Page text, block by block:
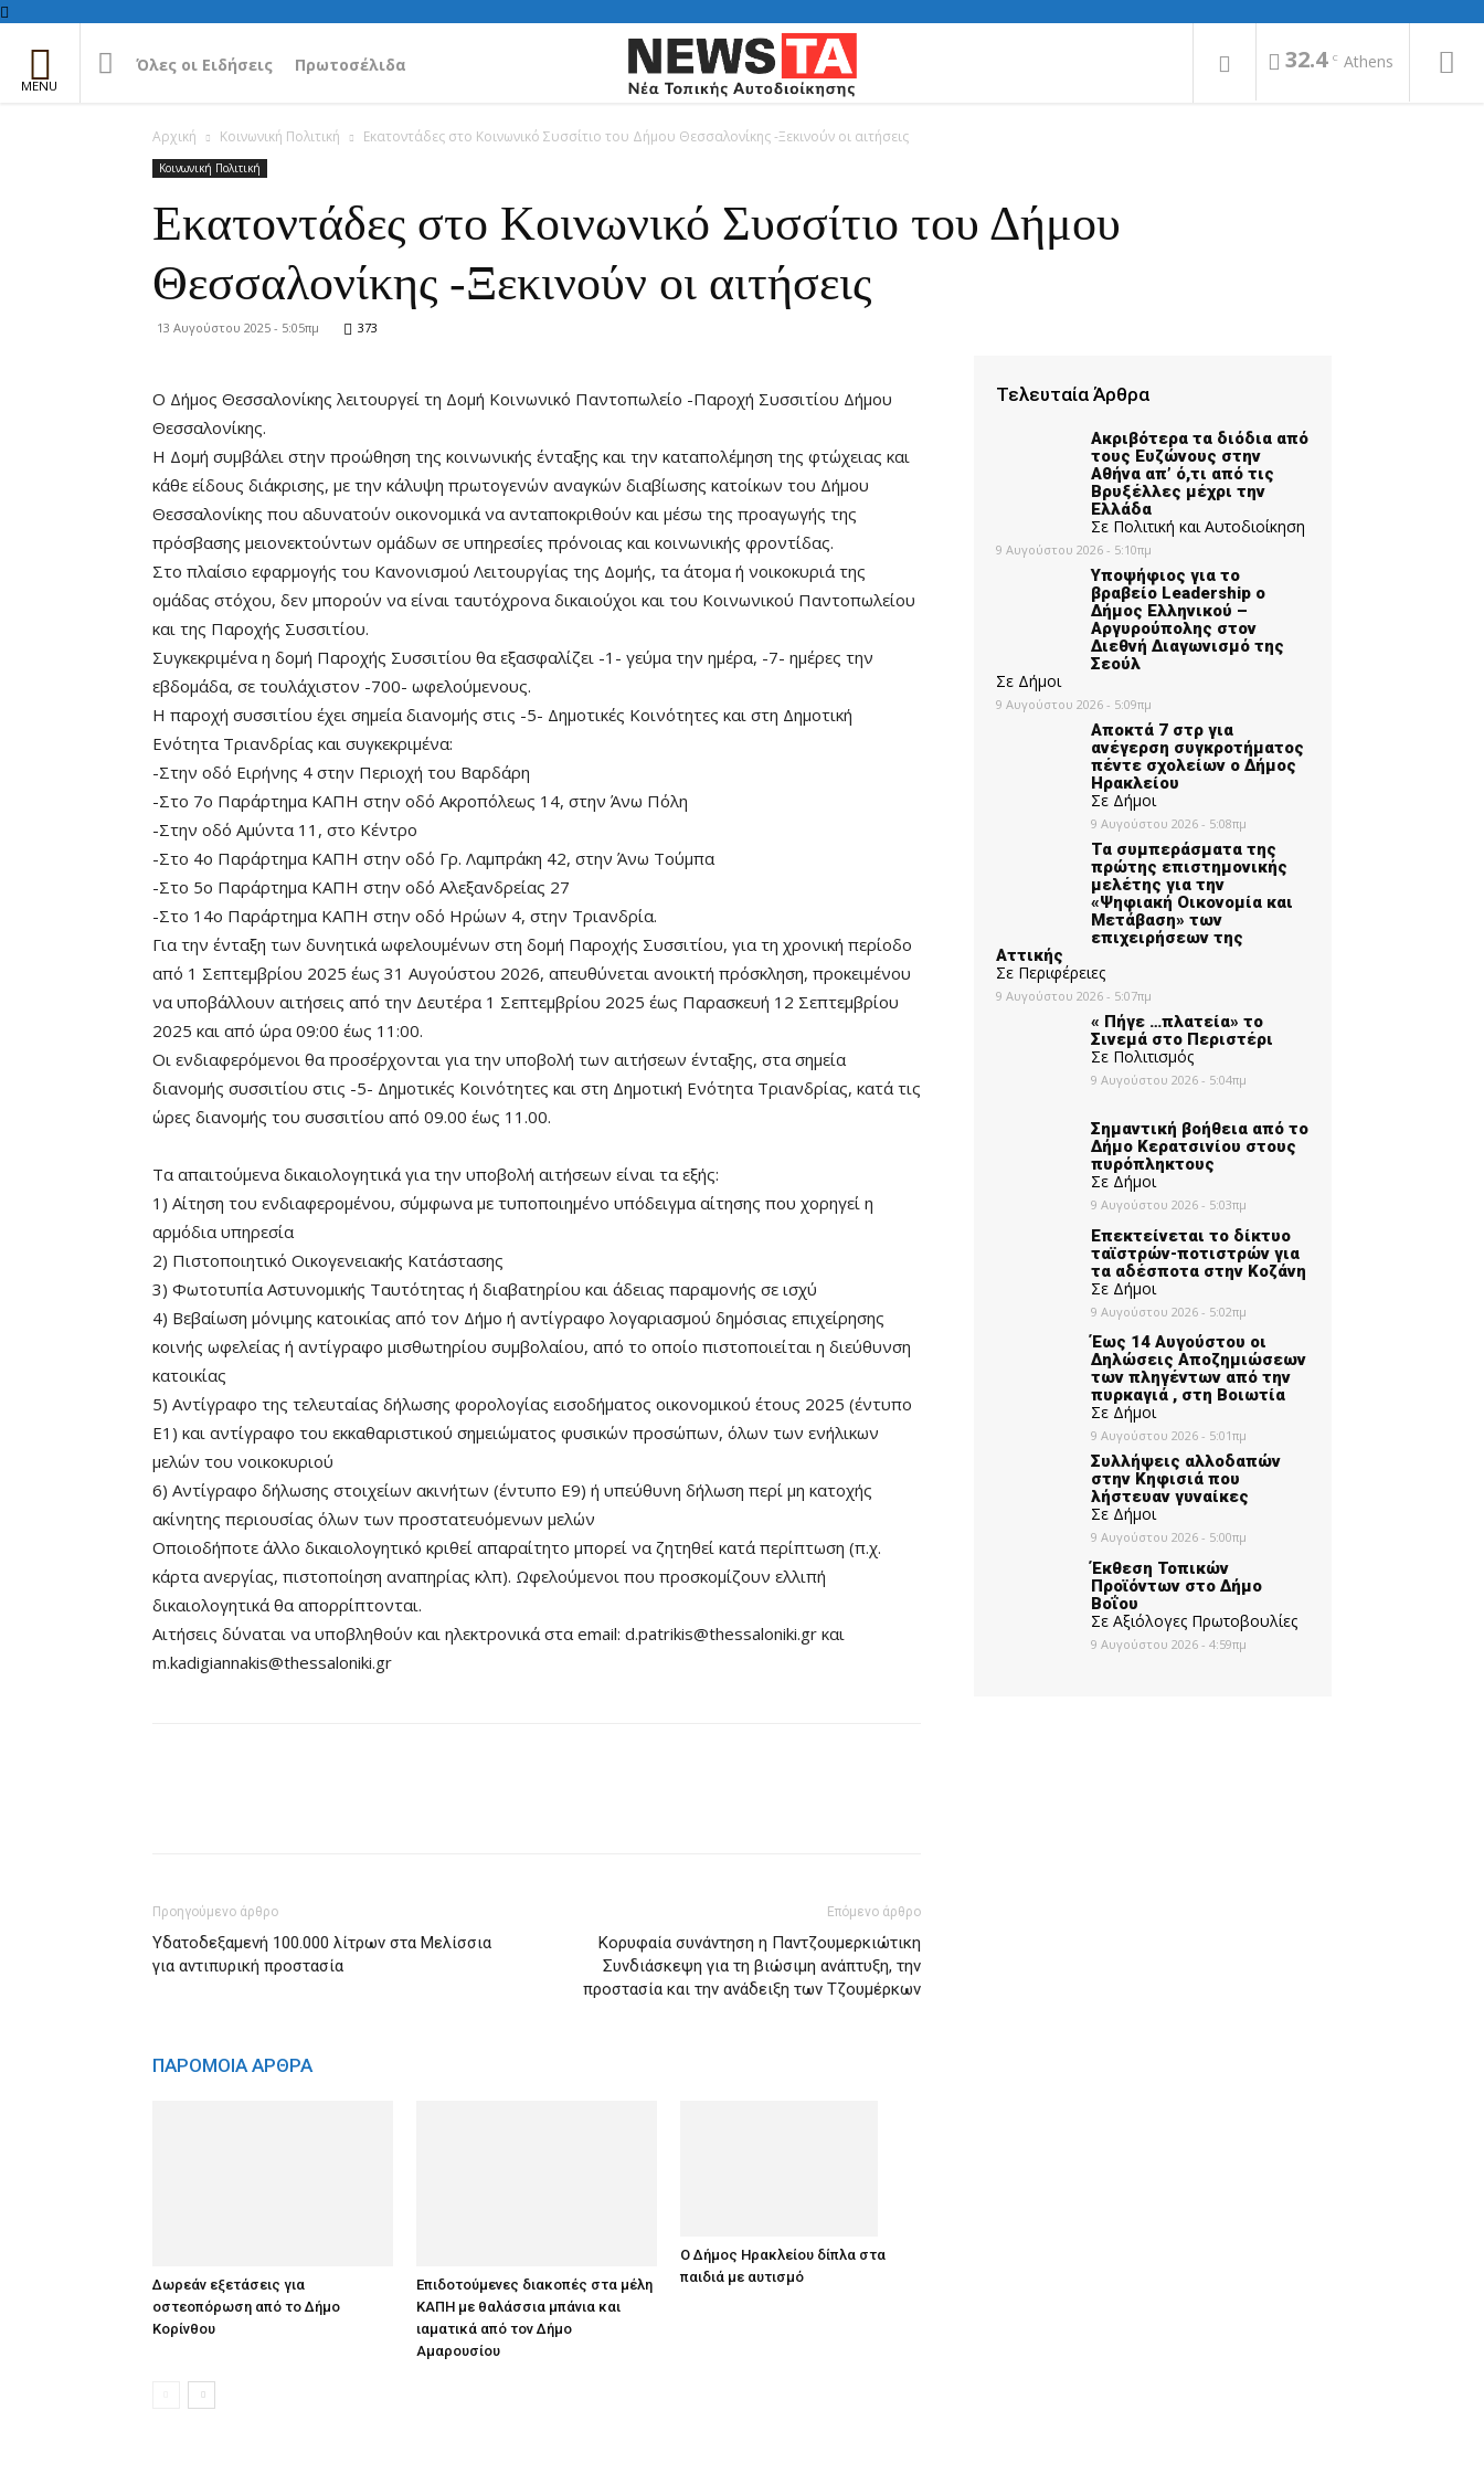
Όλες οι Ειδήσεις Πρωτοσέλιδα 32.4 C Athens
Αρχική Κοινωνική Πολιτική Εκατοντάδες στο Κοινωνικό Συσσίτιο του Δήμου Θεσσαλονίκης -Ξεκινούν οι αιτήσεις
Κοινωνική Πολιτική
Εκατοντάδες στο Κοινωνικό Συσσίτιο του Δήμου
Θεσσαλονίκης -Ξεκινούν οι αιτήσεις
13 Αυγούστου 2025 - 5:05πμ 373
Ο Δήμος Θεσσαλονίκης λειτουργεί τη Δομή Κοινωνικό Παντοπωλείο -Παροχή Συσσιτίου Δήμου
Θεσσαλονίκης.
Η Δομή συμβάλει στην προώθηση της κοινωνικής ένταξης και την καταπολέμηση της φτώχειας και
κάθε είδους διάκρισης, με την κάλυψη πρωτογενών αναγκών διαβίωσης κατοίκων του Δήμου
Θεσσαλονίκης που αδυνατούν οικονομικά να ανταποκριθούν και μέσω της προαγωγής της
πρόσβασης μειονεκτούντων ομάδων σε υπηρεσίες πρόνοιας και κοινωνικής φροντίδας.
Στο πλαίσιο εφαρμογής του Κανονισμού Λειτουργίας της Δομής, τα άτομα ή νοικοκυριά της
ομάδας στόχου, δεν μπορούν να είναι ταυτόχρονα δικαιούχοι και του Κοινωνικού Παντοπωλείου
και της Παροχής Συσσιτίου.
Συγκεκριμένα η δομή Παροχής Συσσιτίου θα εξασφαλίζει -1- γεύμα την ημέρα, -7- ημέρες την
εβδομάδα, σε τουλάχιστον -700- ωφελούμενους.
Η παροχή συσσιτίου έχει σημεία διανομής στις -5- Δημοτικές Κοινότητες και στη Δημοτική
Ενότητα Τριανδρίας και συγκεκριμένα:
-Στην οδό Ειρήνης 4 στην Περιοχή του Βαρδάρη
-Στο 7ο Παράρτημα ΚΑΠΗ στην οδό Ακροπόλεως 14, στην Άνω Πόλη
-Στην οδό Αμύντα 11, στο Κέντρο
-Στο 4ο Παράρτημα ΚΑΠΗ στην οδό Γρ. Λαμπράκη 42, στην Άνω Τούμπα
-Στο 5ο Παράρτημα ΚΑΠΗ στην οδό Αλεξανδρείας 27
-Στο 14ο Παράρτημα ΚΑΠΗ στην οδό Ηρώων 4, στην Τριανδρία.
Για την ένταξη των δυνητικά ωφελουμένων στη δομή Παροχής Συσσιτίου, για τη χρονική περίοδο
από 1 Σεπτεμβρίου 2025 έως 31 Αυγούστου 2026, απευθύνεται ανοικτή πρόσκληση, προκειμένου
να υποβάλλουν αιτήσεις από την Δευτέρα 1 Σεπτεμβρίου 2025 έως Παρασκευή 12 Σεπτεμβρίου
2025 και από ώρα 09:00 έως 11:00.
Οι ενδιαφερόμενοι θα προσέρχονται για την υποβολή των αιτήσεων ένταξης, στα σημεία
διανομής συσσιτίου στις -5- Δημοτικές Κοινότητες και στη Δημοτική Ενότητα Τριανδρίας, κατά τις
ώρες διανομής του συσσιτίου από 09.00 έως 11.00.
Τα απαιτούμενα δικαιολογητικά για την υποβολή αιτήσεων είναι τα εξής:
1) Αίτηση του ενδιαφερομένου, σύμφωνα με τυποποιημένο υπόδειγμα αίτησης που χορηγεί η
αρμόδια υπηρεσία
2) Πιστοποιητικό Οικογενειακής Κατάστασης
3) Φωτοτυπία Αστυνομικής Ταυτότητας ή διαβατηρίου και άδειας παραμονής σε ισχύ
4) Βεβαίωση μόνιμης κατοικίας από τον Δήμο ή αντίγραφο λογαριασμού δημόσιας επιχείρησης
κοινής ωφελείας ή αντίγραφο μισθωτηρίου συμβολαίου, από το οποίο πιστοποιείται η διεύθυνση
κατοικίας
5) Αντίγραφο της τελευταίας δήλωσης φορολογίας εισοδήματος οικονομικού έτους 2025 (έντυπο
Ε1) και αντίγραφο του εκκαθαριστικού σημειώματος φυσικών προσώπων, όλων των ενήλικων
μελών του νοικοκυριού
6) Αντίγραφο δήλωσης στοιχείων ακινήτων (έντυπο Ε9) ή υπεύθυνη δήλωση περί μη κατοχής
ακίνητης περιουσίας όλων των προστατευόμενων μελών
Οποιοδήποτε άλλο δικαιολογητικό κριθεί απαραίτητο μπορεί να ζητηθεί κατά περίπτωση (π.χ.
κάρτα ανεργίας, πιστοποίηση αναπηρίας κλπ). Ωφελούμενοι που προσκομίζουν ελλιπή
δικαιολογητικά θα απορρίπτονται.
Αιτήσεις δύναται να υποβληθούν και ηλεκτρονικά στα email: d.patrikis@thessaloniki.gr και
m.kadigiannakis@thessaloniki.gr
Προηγούμενο άρθρο
Υδατοδεξαμενή 100.000 λίτρων στα Μελίσσια
για αντιπυρική προστασία
Επόμενο άρθρο
Κορυφαία συνάντηση η Παντζουμερκιώτικη
Συνδιάσκεψη για τη βιώσιμη ανάπτυξη, την
προστασία και την ανάδειξη των Τζουμέρκων
ΠΑΡΟΜΟΙΑ ΑΡΘΡΑ
Δωρεάν εξετάσεις για
οστεοπόρωση από το Δήμο
Κορίνθου
Επιδοτούμενες διακοπές στα μέλη
ΚΑΠΗ με θαλάσσια μπάνια και
ιαματικά από τον Δήμο
Αμαρουσίου
Ο Δήμος Ηρακλείου δίπλα στα
παιδιά με αυτισμό
Τελευταία Άρθρα
Ακριβότερα τα διόδια από
τους Ευζώνους στην
Αθήνα απ’ ό,τι από τις
Βρυξέλλες μέχρι την
Ελλάδα
Σε Πολιτική και Αυτοδιοίκηση
9 Αυγούστου 2026 - 5:10πμ
Υποψήφιος για το
βραβείο Leadership ο
Δήμος Ελληνικού –
Αργυρούπολης στον
Διεθνή Διαγωνισμό της
Σεούλ
Σε Δήμοι
9 Αυγούστου 2026 - 5:09πμ
Αποκτά 7 στρ για
ανέγερση συγκροτήματος
πέντε σχολείων ο Δήμος
Ηρακλείου
Σε Δήμοι
9 Αυγούστου 2026 - 5:08πμ
Τα συμπεράσματα της
πρώτης επιστημονικής
μελέτης για την
«Ψηφιακή Οικονομία και
Μετάβαση» των
επιχειρήσεων της
Αττικής
Σε Περιφέρειες
9 Αυγούστου 2026 - 5:07πμ
« Πήγε …πλατεία» το
Σινεμά στο Περιστέρι
Σε Πολιτισμός
9 Αυγούστου 2026 - 5:04πμ
Σημαντική βοήθεια από το
Δήμο Κερατσινίου στους
πυρόπληκτους
Σε Δήμοι
9 Αυγούστου 2026 - 5:03πμ
Επεκτείνεται το δίκτυο
ταϊστρών-ποτιστρών για
τα αδέσποτα στην Κοζάνη
Σε Δήμοι
9 Αυγούστου 2026 - 5:02πμ
Έως 14 Αυγούστου οι
Δηλώσεις Αποζημιώσεων
των πληγέντων από την
πυρκαγιά , στη Βοιωτία
Σε Δήμοι
9 Αυγούστου 2026 - 5:01πμ
Συλλήψεις αλλοδαπών
στην Κηφισιά που
λήστευαν γυναίκες
Σε Δήμοι
9 Αυγούστου 2026 - 5:00πμ
Έκθεση Τοπικών
Προϊόντων στο Δήμο
Βοΐου
Σε Αξιόλογες Πρωτοβουλίες
9 Αυγούστου 2026 - 4:59πμ